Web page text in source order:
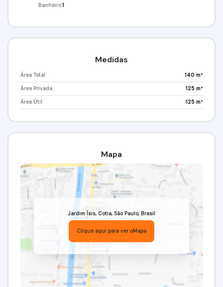
Banheiro:1
Medidas
Área Total: 140 m²
Área Privada: 125 m²
Área Útil: 125 m²
Mapa
Jardim Ísis, Cotia, São Paulo, Brasil
Clique aqui para ver oMapa